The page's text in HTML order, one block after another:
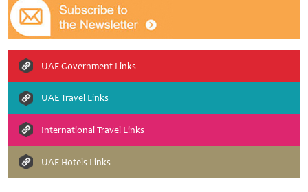
UAE Government Links
UAE Travel Links
International Travel Links
UAE Hotels Links